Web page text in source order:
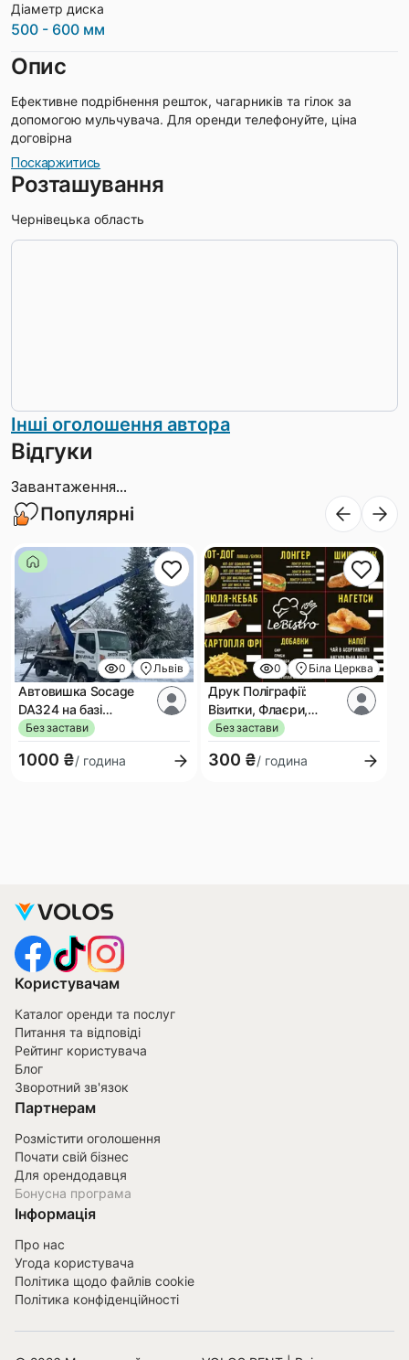
Діаметр диска
500 - 600 мм
Опис
Ефективне подрібнення решток, чагарників та гілок за
допомогою мульчувача. Для оренди телефонуйте, ціна
договірна
Поскаржитись
Розташування
Чернівецька область
Інші оголошення автора
Відгуки
Завантаження...
Популярні
0 Львів
Автовишка Socage
DA324 на базі
вантажного шасі
Nissan Cabstar
Без застави
1000 ₴/ година
0 Біла Церква
Друк Поліграфії:
Візитки, Флаєри,
Буклети, Наклейки.
Повний Комплекс
Послуг та Дизайн!
Без застави
300 ₴/ година
Користувачам
Каталог оренди та послуг
Питання та відповіді
Рейтинг користувача
Блог
Зворотний зв'язок
Партнерам
Розмістити оголошення
Почати свій бізнес
Для орендодавця
Бонусна програма
Інформація
Про нас
Угода користувача
Політика щодо файлів cookie
Політика конфіденційності